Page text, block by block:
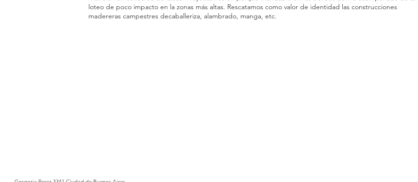
loteo de poco impacto en la zonas más altas. Rescatamos como valor de identidad las construcciones
madereras campestres decaballeriza, alambrado, manga, etc.